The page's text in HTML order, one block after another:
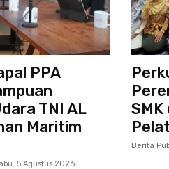
PPA
TNI AL
Maritim
5 Agustus 2026
Berita